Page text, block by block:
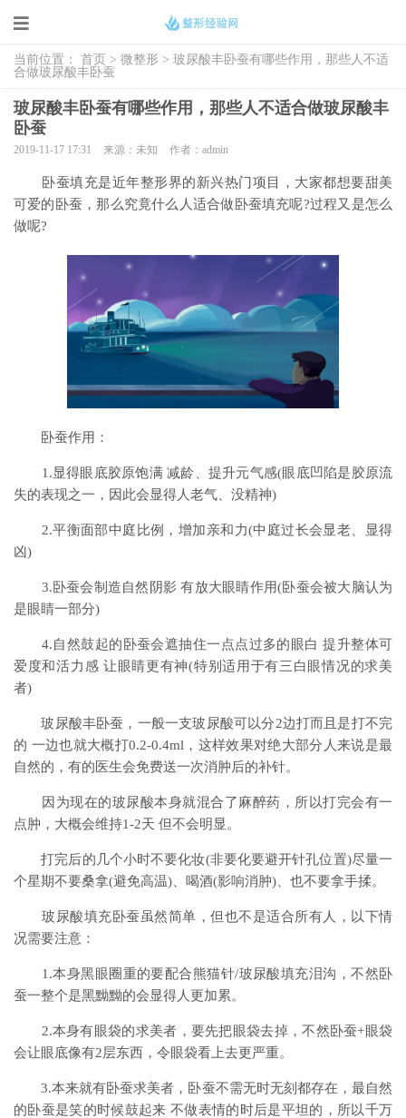
当前位置： 首页 > 微整形 > 玻尿酸丰卧蚕有哪些作用，那些人不适
合做玻尿酸丰卧蚕
玻尿酸丰卧蚕有哪些作用，那些人不适合做玻尿酸丰
卧蚕
2019-11-17 17:31 来源：未知 作者：admin
卧蚕填充是近年整形界的新兴热门项目，大家都想要甜美
可爱的卧蚕，那么究竟什么人适合做卧蚕填充呢?过程又是怎么
做呢?
卧蚕作用：
1.显得眼底胶原饱满 减龄、提升元气感(眼底凹陷是胶原流
失的表现之一，因此会显得人老气、没精神)
2.平衡面部中庭比例，增加亲和力(中庭过长会显老、显得
凶)
3.卧蚕会制造自然阴影 有放大眼睛作用(卧蚕会被大脑认为
是眼睛一部分)
4.自然鼓起的卧蚕会遮抽住一点点过多的眼白 提升整体可
爱度和活力感 让眼睛更有神(特别适用于有三白眼情况的求美
者)
玻尿酸丰卧蚕，一般一支玻尿酸可以分2边打而且是打不完
的 一边也就大概打0.2-0.4ml，这样效果对绝大部分人来说是最
自然的，有的医生会免费送一次消肿后的补针。
因为现在的玻尿酸本身就混合了麻醉药，所以打完会有一
点肿，大概会维持1-2天 但不会明显。
打完后的几个小时不要化妆(非要化要避开针孔位置)尽量一
个星期不要桑拿(避免高温)、喝酒(影响消肿)、也不要拿手揉。
玻尿酸填充卧蚕虽然简单，但也不是适合所有人，以下情
况需要注意：
1.本身黑眼圈重的要配合熊猫针/玻尿酸填充泪沟，不然卧
蚕一整个是黑黝黝的会显得人更加累。
2.本身有眼袋的求美者，要先把眼袋去掉，不然卧蚕+眼袋
会让眼底像有2层东西，令眼袋看上去更严重。
3.本来就有卧蚕求美者，卧蚕不需无时无刻都存在，最自然
的卧蚕是笑的时候鼓起来 不做表情的时后是平坦的，所以千万